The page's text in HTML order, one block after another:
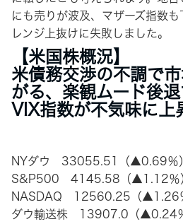
にも売りが波及、マザーズ指数
レンジ上抜けに失敗しました。
【米国株概況】
米債務交渉の不調で
がる、楽観ムード後
VIX指数が不気味に上
NYダウ 33055.51（▲0.69％
S&P500 4145.58（▲1.12％
NASDAQ 12560.25（▲1.26
ダウ輸送株 13907.0（▲0.24